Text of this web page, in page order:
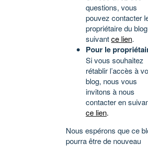
questions, vous
pouvez contacter
propriétaire du
suivantce lien.
Pour le
Si vous souhaitez
rétablir l’accès à
blog, nous vous
invitons à nous
contacter en
ce lien.
Nous espérons que ce
pourra être de nouveau